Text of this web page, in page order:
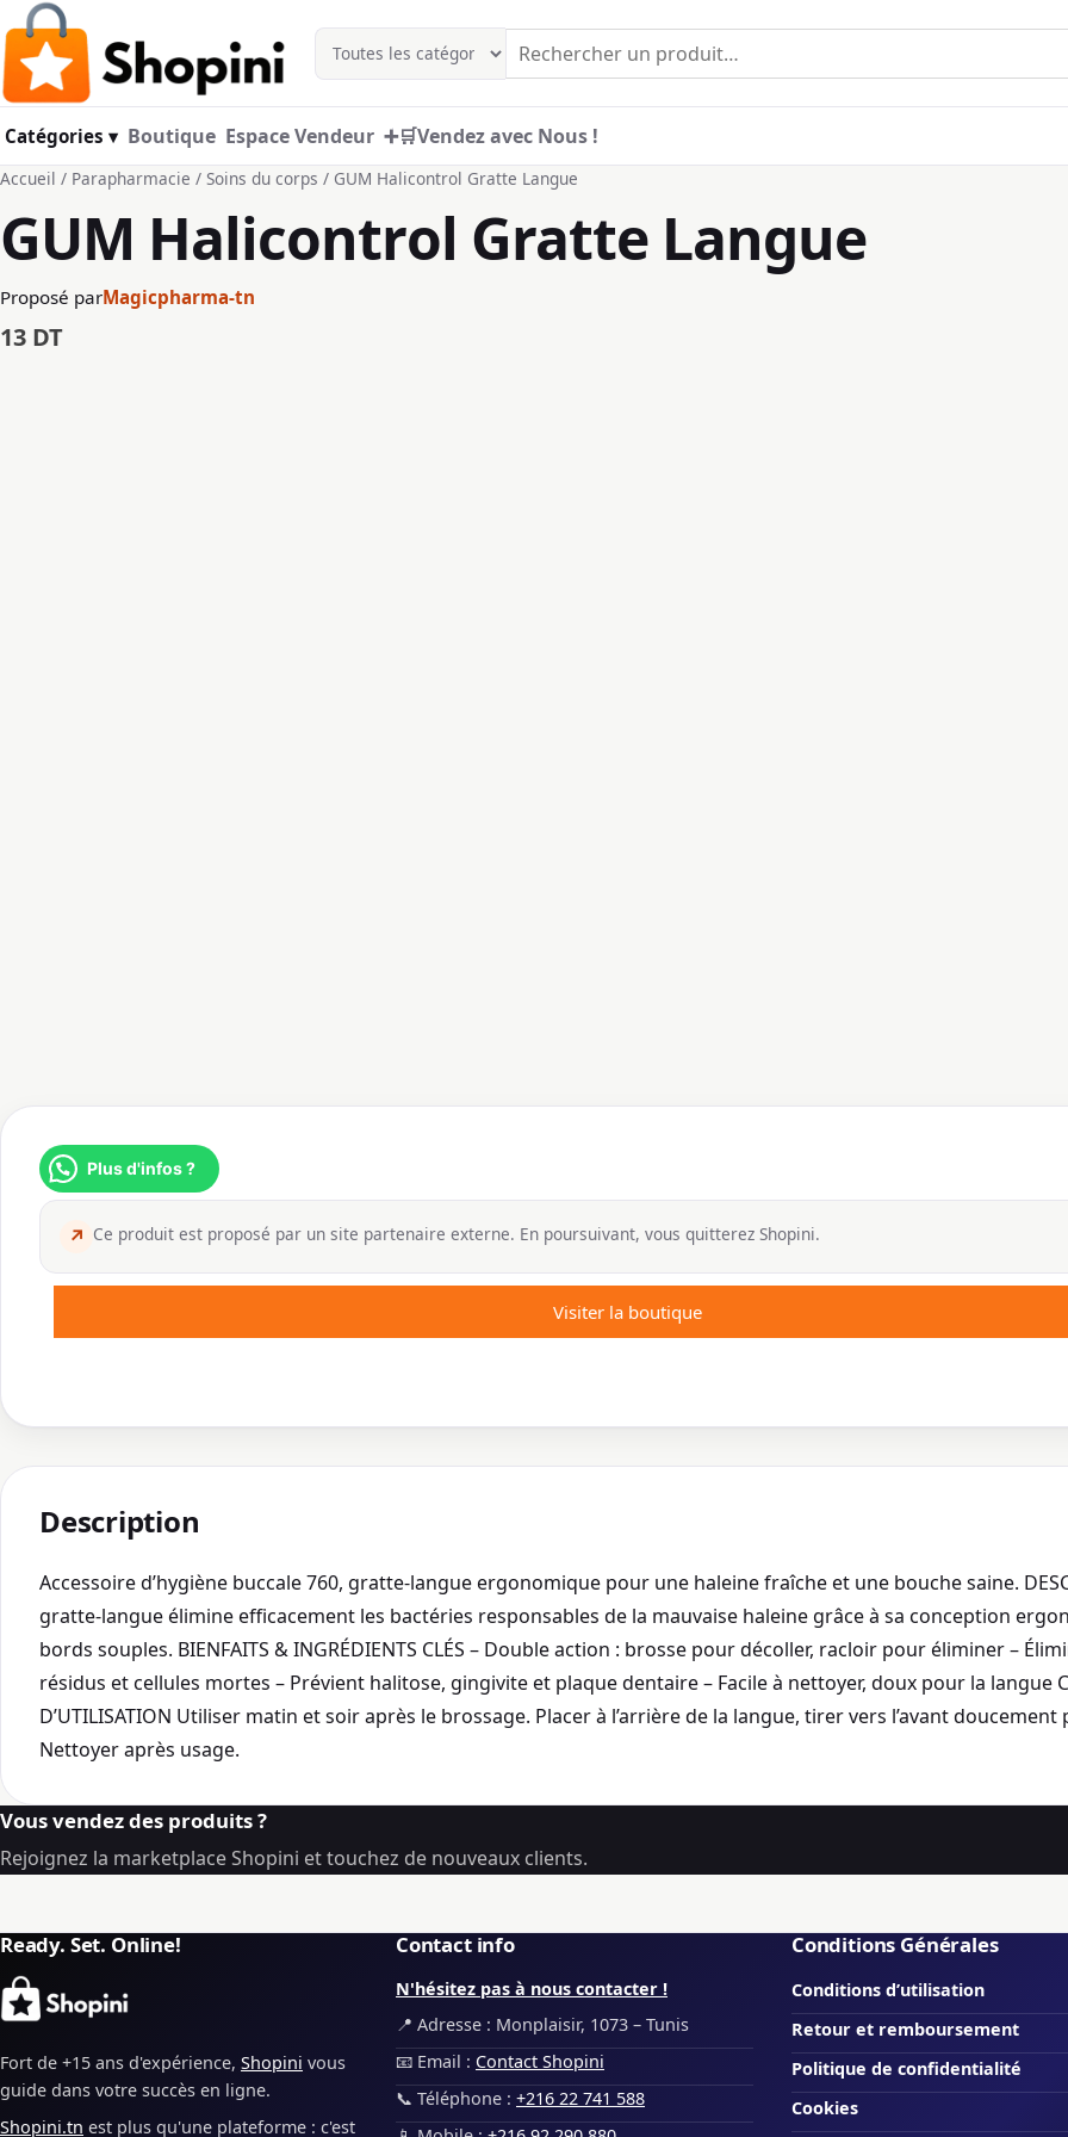
Aller au contenu principal
Catégories ▾ Boutique Espace Vendeur ➕🛒Vendez avec Nous !
Accueil / Parapharmacie / Soins du corps / GUM Halicontrol Gratte Langue
GUM Halicontrol Gratte Langue
Proposé parMagicpharma-tn
13 DT
Plus d'infos ?
↗ Ce produit est proposé par un site partenaire externe. En poursuivant, vous quitterez Shopini.
Visiter la boutique
Description
Accessoire d’hygiène buccale 760, gratte-langue ergonomique pour une haleine fraîche et une bouche saine.
gratte-langue élimine efficacement les bactéries responsables de la mauvaise haleine grâce à sa conception
bords souples. BIENFAITS & INGRÉDIENTS CLÉS – Double action : brosse pour décoller, racloir pour éliminer –
résidus et cellules mortes – Prévient halitose, gingivite et plaque dentaire – Facile à nettoyer, doux pour la langue
D’UTILISATION Utiliser matin et soir après le brossage. Placer à l’arrière de la langue, tirer vers l’avant doucement
Nettoyer après usage.
Vous vendez des produits ?
Rejoignez la marketplace Shopini et touchez de nouveaux clients.
Ready. Set. Online!
Fort de +15 ans d'expérience, Shopini vous
guide dans votre succès en ligne.
Shopini.tn est plus qu'une plateforme : c'est
Contact info
N'hésitez pas à nous contacter !
📍 Adresse : Monplaisir, 1073 – Tunis
📧 Email : Contact Shopini
📞 Téléphone : +216 22 741 588
Conditions Générales
Conditions d’utilisation
Retour et remboursement
Politique de confidentialité
Cookies